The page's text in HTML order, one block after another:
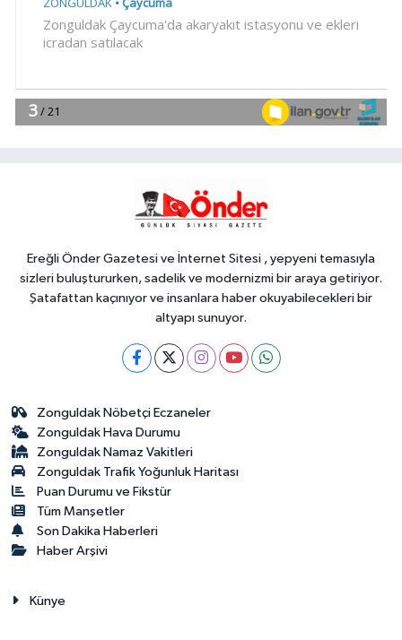
08:35Akın Gürlek: Örgüt silahları
07:30 Kayseri Melikgazi şantiye
alanına döndü
Ereğli Önder Gazetesi ve İnternet Sitesi , yepyeni temasıyla
sizleri buluştururken, sadelik ve modernizmi bir araya getiriyor.
Şatafattan kaçınıyor ve insanlara haber okuyabilecekleri bir
altyapı sunuyor.
Zonguldak Nöbetçi Eczaneler
Zonguldak Hava Durumu
Zonguldak Namaz Vakitleri
Zonguldak Trafik Yoğunluk Haritası
Puan Durumu ve Fikstür
Tüm Manşetler
Son Dakika Haberleri
Haber Arşivi
Künye